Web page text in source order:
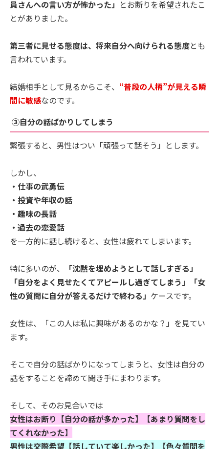
員さんへの言い方が怖かった」 とお断りを希望されたこ
とがありました。
第三者に見せる態度は、将来自分へ向けられる態度とも
言われています。
結婚相手として見るからこそ、 “普段の人柄”が見える瞬
間に敏感なのです。
③自分の話ばかりしてしまう
緊張すると、男性はつい「頑張って話そう」とします。
しかし、
・仕事の武勇伝
・投資や年収の話
・趣味の長話
・過去の恋愛話
を一方的に話し続けると、女性は疲れてしまいます。
特に多いのが、
「沈黙を埋めようとして話しすぎる」
「自分をよく見せたくてアピールし過ぎてしまう」「女
性の質問に自分が答えるだけで終わる」 ケースです。
女性は、「この人は私に興味があるのかな？」を見てい
ます。
そこで自分の話ばかりになってしまうと、女性は自分の
話をすることを諦めて聞き手にまわります。
そして、そのお見合いでは
女性はお断り【自分の話が多かった】【あまり質問をし
てくれなかった】
男性は交際希望【話していて楽しかった】【色々質問を